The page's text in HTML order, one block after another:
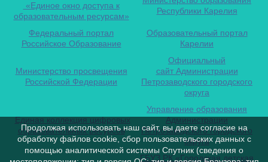
«Единое окно доступа к
образовательным ресурсам»
Республики Карелия
Федеральный портал
Российское Образование
Образовательный портал
Карелии
Министерство просвещения
Российской Федерации
Официальный
сайт Администрации
Петрозаводского городского
округа
Единая коллекция цифровых
образовательных ресурсов
Управление образования
Администрации
Петрозаводского городского
округа
ГБУЗ РК «Городская детская
Продолжая использовать наш сайт, вы даете согласие на
обработку файлов cookie, сбор пользовательских данных с
помощью аналитической системы Спутник (сведения о